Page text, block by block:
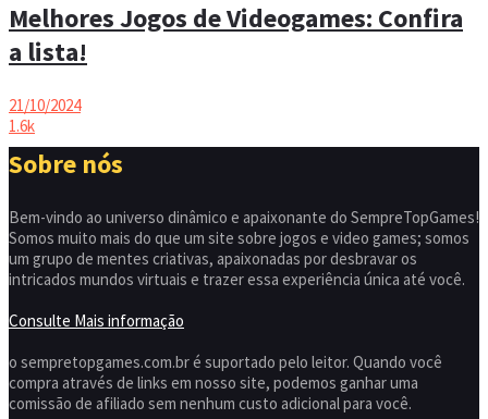
Melhores Jogos de Videogames: Confira
a lista!
21/10/2024
1.6k
Sobre nós
Bem-vindo ao universo dinâmico e apaixonante do SempreTopGames!
Somos muito mais do que um site sobre jogos e video games; somos
um grupo de mentes criativas, apaixonadas por desbravar os
intricados mundos virtuais e trazer essa experiência única até você.
Consulte Mais informação
o sempretopgames.com.br é suportado pelo leitor. Quando você
compra através de links em nosso site, podemos ganhar uma
comissão de afiliado sem nenhum custo adicional para você.